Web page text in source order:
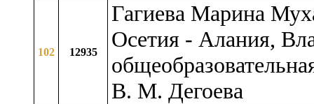
102 12935
Гагиева Марина
Осетия - Алания,
В. М. Дегоева